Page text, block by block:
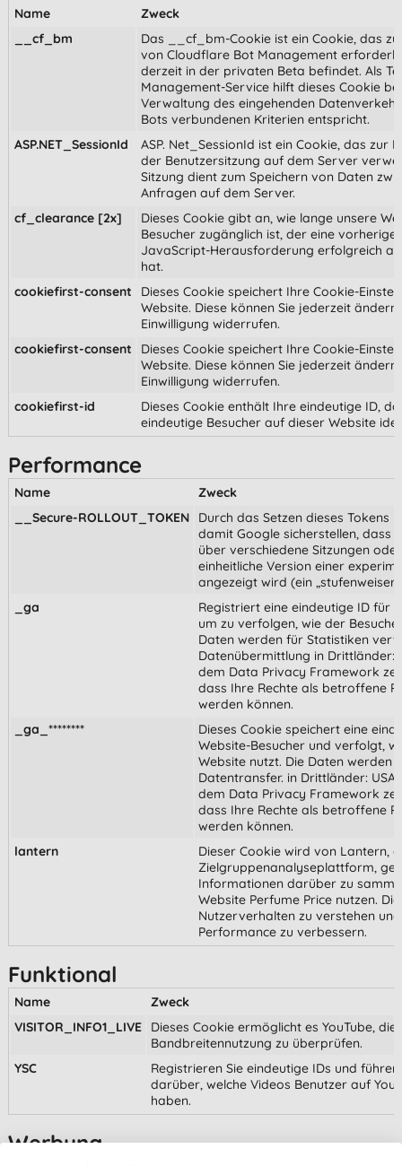
Name
Zweck
__cf_bm
Das __cf_bm-Cookie ist ein Cookie, das
von Cloudflare Bot Management
derzeit in der privaten Beta befindet. Als
Management-Service hilft dieses Cookie
Verwaltung des eingehenden
Bots verbundenen Kriterien entspricht.
ASP.NET_SessionId
ASP. Net_SessionId ist ein Cookie, das zur
der Benutzersitzung auf dem Server
Sitzung dient zum Speichern von Daten
Anfragen auf dem Server.
cf_clearance [2x]
Dieses Cookie gibt an, wie lange unsere
Besucher zugänglich ist, der eine
JavaScript-Herausforderung erfolgreich
hat.
cookiefirst-consent
Dieses Cookie speichert Ihre Cookie-
Website. Diese können Sie jederzeit
Einwilligung widerrufen.
cookiefirst-consent
Dieses Cookie speichert Ihre Cookie-
Website. Diese können Sie jederzeit
Einwilligung widerrufen.
cookiefirst-id
Dieses Cookie enthält Ihre eindeutige ID,
eindeutige Besucher auf dieser Website
Performance
Name
Zweck
__Secure-ROLLOUT_TOKEN
Durch das Setzen dieses Tokens
damit Google sicherstellen, dass
über verschiedene Sitzungen
einheitliche Version einer
angezeigt wird (ein „stufenweiser
_ga
Registriert eine eindeutige ID für
um zu verfolgen, wie der
Daten werden für Statistiken
Datenübermittlung in Drittländer:
dem Data Privacy Framework
dass Ihre Rechte als betroffene
werden können.
_ga_********
Dieses Cookie speichert eine
Website-Besucher und verfolgt,
Website nutzt. Die Daten werden
Datentransfer. in Drittländer:
dem Data Privacy Framework
dass Ihre Rechte als betroffene
werden können.
lantern
Dieser Cookie wird von Lantern,
Zielgruppenanalyseplattform,
Informationen darüber zu
Website Perfume Price nutzen.
Nutzerverhalten zu verstehen
Performance zu verbessern.
Funktional
Name
Zweck
VISITOR_INFO1_LIVE
Dieses Cookie ermöglicht es YouTube, die
Bandbreitennutzung zu überprüfen.
YSC
Registrieren Sie eindeutige IDs und
darüber, welche Videos Benutzer auf
haben.
Werbung